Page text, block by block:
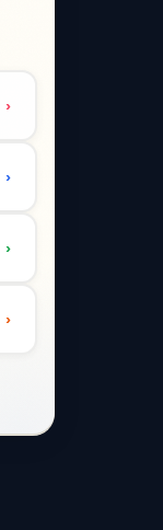
›
›
›
›